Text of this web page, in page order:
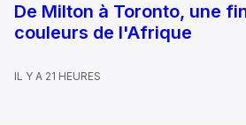
De Milton à Toronto, une
couleurs de l'Afrique
IL Y A 21 HEURES